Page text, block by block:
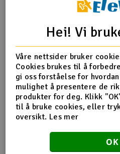
Radioutstyr
Raketter
Smarthjem, lek &
Solenergi
Sparkesykler &
Produktinfo Tips en venn
APC 16x12E
Hei! Vi
Våre nettsider bruker
Cookies brukes til å
gi oss forståelse for
mulighet å presentere de
produkter for deg. Klikk
til å bruke cookies, eller
oversikt. Les mer
OK